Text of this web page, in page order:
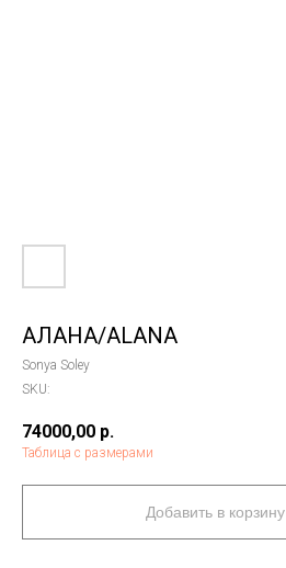
АЛАНА/ALANA
Sonya Soley
SKU:
74000,00 р.
Таблица с размерами
Добавить в корзину